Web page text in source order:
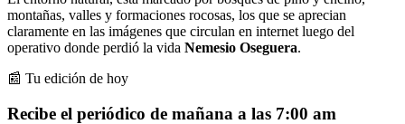
montañas, valles y formaciones rocosas, los que se aprecian
claramente en las imágenes que circulan en internet luego del
operativo donde perdió la vida Nemesio Oseguera.
📰 Tu edición de hoy
Recibe el periódico de mañana a las 7:00 am